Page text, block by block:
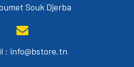
Souk Djerba
: info@bstore.tn